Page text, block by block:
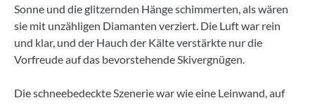
Sonne und die glitzernden Hänge schimmerten, als wären
sie mit unzähligen Diamanten verziert. Die Luft war rein
und klar, und der Hauch der Kälte verstärkte nur die
Vorfreude auf das bevorstehende Skivergnügen.
Die schneebedeckte Szenerie war wie eine Leinwand, auf